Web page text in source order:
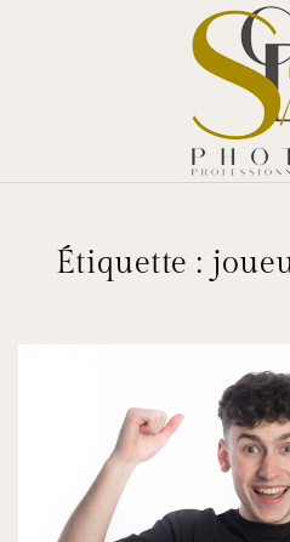
Étiquette :